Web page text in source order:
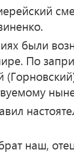
были
По
наш,